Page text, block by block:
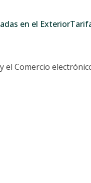
en el Exterior
el Comercio